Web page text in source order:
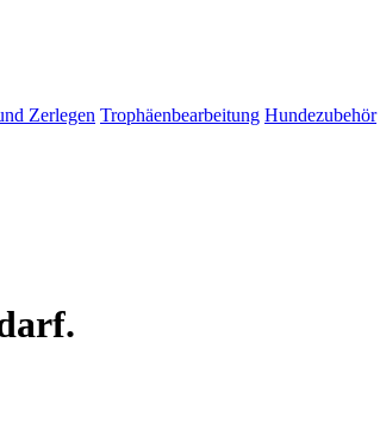
Zerlegen Trophäenbearbeitung Hundezubehör